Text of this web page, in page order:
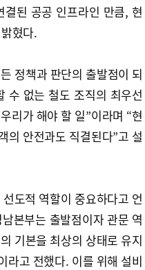
된 공공 인프라인 만큼, 현
혔다.
정책과 판단의 출발점이 되
수 없는 철도 조직의 최우선
리가 해야 할 일”이라며 “현
의 안전과도 직결된다”고 설
도적 역할이 중요하다고 언
본부는 출발점이자 관문 역
기본을 최상의 상태로 유지
라고 전했다. 이를 위해 설비